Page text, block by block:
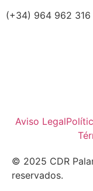
(+34) 964 962 316
© 2025 CDR
reservados.
Aviso Legal